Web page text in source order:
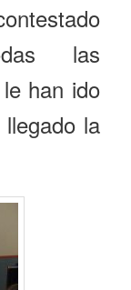
las
han ido
la